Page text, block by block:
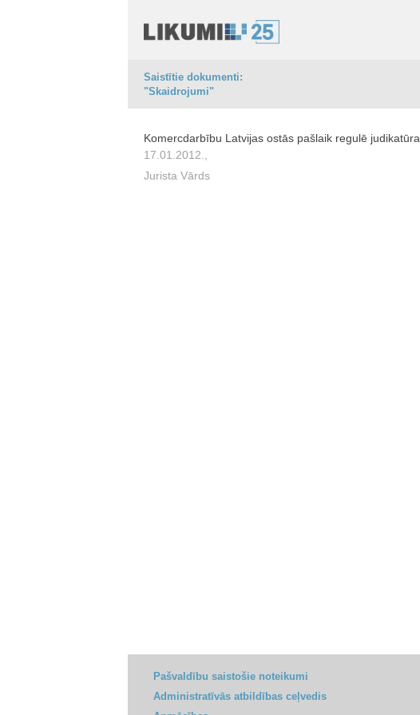
Saistītie dokumenti:
"Skaidrojumi"
Komercdarbību Latvijas ostās pašlaik regulē judikatūra
17.01.2012.,
Jurista Vārds
Pašvaldību saistošie noteikumi
Administratīvās atbildības ceļvedis